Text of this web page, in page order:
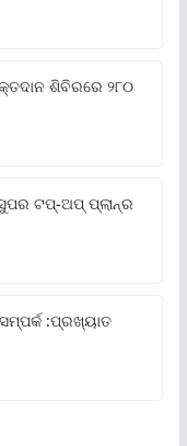
ଶିବିରରେ ୨୮୦
ଟପ୍‌-ଅପ୍ ପ୍ଲାନ୍‌ର
:ପ୍ରଖ୍ୟାତ